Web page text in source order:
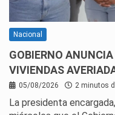
Nacional
GOBIERNO
VIVIENDAS
05/08/2026 2 minutos
La presidenta